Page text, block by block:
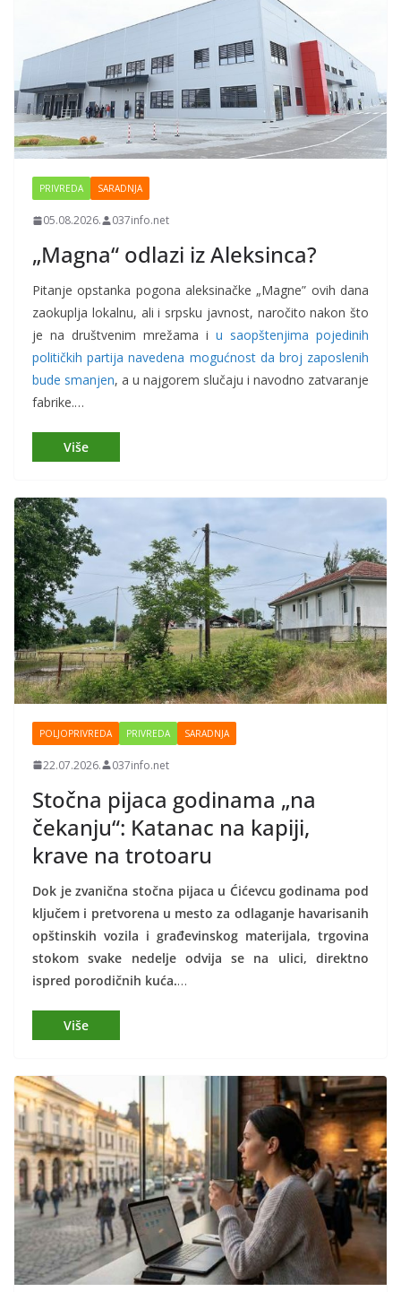
PRIVREDA SARADNJA
05.08.2026. 037info.net
„Magna“ odlazi iz Aleksinca?
Pitanje opstanka pogona aleksinačke „Magne” ovih dana
zaokuplja lokalnu, ali i srpsku javnost, naročito nakon što
je na društvenim mrežama i u saopštenjima pojedinih
političkih partija navedena mogućnost da broj zaposlenih
bude smanjen, a u najgorem slučaju i navodno zatvaranje
fabrike.…
POLJOPRIVREDA PRIVREDA SARADNJA
22.07.2026. 037info.net
Stočna pijaca godinama „na
čekanju“: Katanac na kapiji,
krave na trotoaru
Dok je zvanična stočna pijaca u Ćićevcu godinama pod
ključem i pretvorena u mesto za odlaganje havarisanih
opštinskih vozila i građevinskog materijala, trgovina
stokom svake nedelje odvija se na ulici, direktno
ispred porodičnih kuća.…